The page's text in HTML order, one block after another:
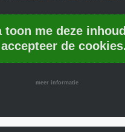
toon me deze inhoud
de
meer informatie